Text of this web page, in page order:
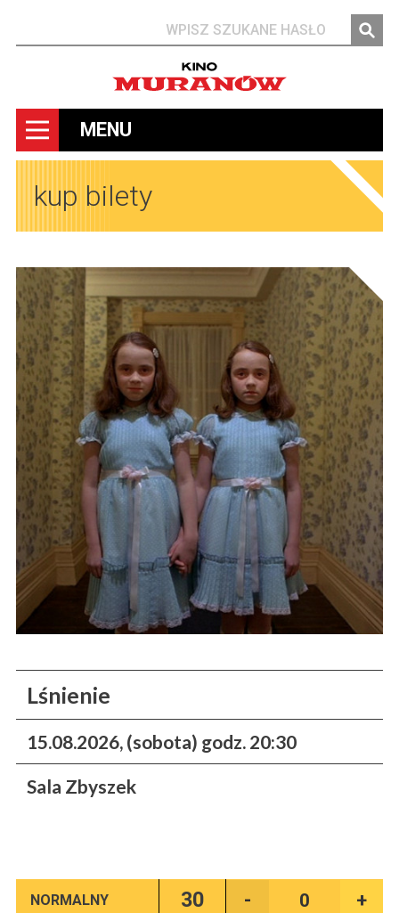
MENU
kup bilety
Lśnienie
15.08.2026, (sobota) godz. 20:30
Sala Zbyszek
NORMALNY 30